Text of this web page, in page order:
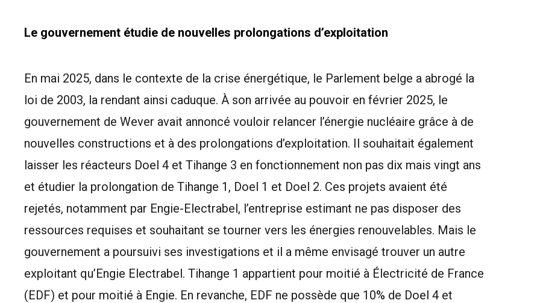
Le gouvernement étudie de nouvelles prolongations d’exploitation
En mai 2025, dans le contexte de la crise énergétique, le Parlement belge a abrogé la
loi de 2003, la rendant ainsi caduque. À son arrivée au pouvoir en février 2025, le
gouvernement de Wever avait annoncé vouloir relancer l’énergie nucléaire grâce à de
nouvelles constructions et à des prolongations d’exploitation. Il souhaitait également
laisser les réacteurs Doel 4 et Tihange 3 en fonctionnement non pas dix mais vingt ans
et étudier la prolongation de Tihange 1, Doel 1 et Doel 2. Ces projets avaient été
rejetés, notamment par Engie-Electrabel, l’entreprise estimant ne pas disposer des
ressources requises et souhaitant se tourner vers les énergies renouvelables. Mais le
gouvernement a poursuivi ses investigations et il a même envisagé trouver un autre
exploitant qu’Engie Electrabel. Tihange 1 appartient pour moitié à Électricité de France
(EDF) et pour moitié à Engie. En revanche, EDF ne possède que 10% de Doel 4 et